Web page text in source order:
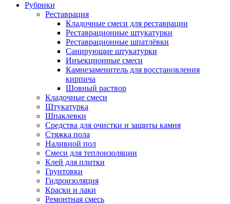
Рубрики
Реставрация
Кладочные смеси для реставрации
Реставрационные штукатурки
Реставрационные шпатлёвки
Санирующие штукатурки
Инъекционные смеси
Камнезаменитель для восстановления
кирпича
Шовный раствор
Кладочные смеси
Штукатурка
Шпаклевки
Средства для очистки и защиты камня
Стяжка пола
Наливной пол
Смеси для теплоизоляции
Клей для плитки
Грунтовки
Гидроизоляция
Краски и лаки
Ремонтная смесь